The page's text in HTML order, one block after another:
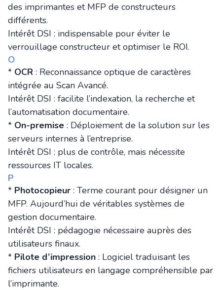
des imprimantes et MFP de constructeurs
différents.
Intérêt DSI : indispensable pour éviter le
verrouillage constructeur et optimiser le ROI.
O
* OCR : Reconnaissance optique de caractères
intégrée au Scan Avancé.
Intérêt DSI : facilite l’indexation, la recherche et
l’automatisation documentaire.
* On-premise : Déploiement de la solution sur les
serveurs internes à l’entreprise.
Intérêt DSI : plus de contrôle, mais nécessite
ressources IT locales.
P
* Photocopieur : Terme courant pour désigner un
MFP. Aujourd’hui de véritables systèmes de
gestion documentaire.
Intérêt DSI : pédagogie nécessaire auprès des
utilisateurs finaux.
* Pilote d’impression : Logiciel traduisant les
fichiers utilisateurs en langage compréhensible par
l’imprimante.